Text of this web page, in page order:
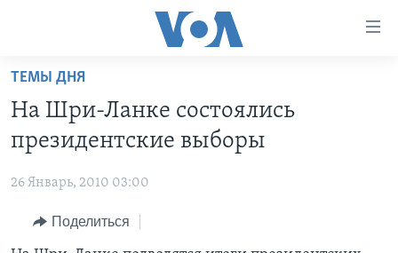
Перейти
основной
контент
Перейти
навигации
Перейти
ПРОГРАММЫ
НОВОСТИ ЗА МИНУТУ
ИТОГИ
ПРОЕКТЫ
УЧИМ АНГЛИЙСКИЙ
НАША АМЕРИКАНСКАЯ ИСТОРИЯ
ЭКСПЕРТИЗА
ИНТЕРВЬЮ
ТЕМЫ ДНЯ
На Шри-Ланке состоялись
президентские выборы
26 Январь, 2010 03:00
Поделиться